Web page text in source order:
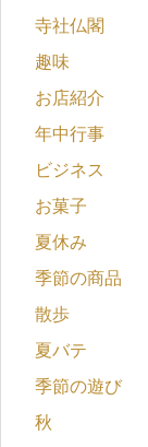
寺社仏閣
趣味
お店紹介
年中行事
ビジネス
お菓子
夏休み
季節の商品
散歩
夏バテ
季節の遊び
秋